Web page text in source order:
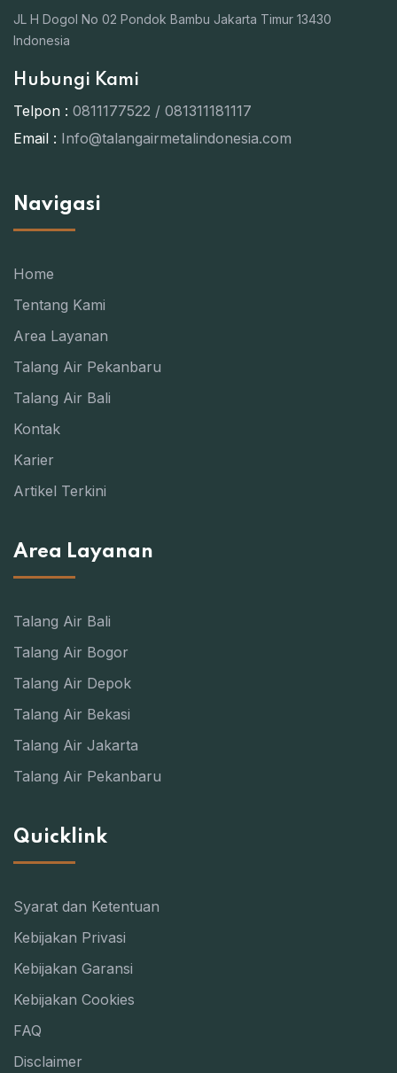
JL H Dogol No 02 Pondok Bambu Jakarta Timur 13430
Indonesia
Hubungi Kami
Telpon : 0811177522 / 081311181117
Email : Info@talangairmetalindonesia.com
Navigasi
Home
Tentang Kami
Area Layanan
Talang Air Pekanbaru
Talang Air Bali
Kontak
Karier
Artikel Terkini
Area Layanan
Talang Air Bali
Talang Air Bogor
Talang Air Depok
Talang Air Bekasi
Talang Air Jakarta
Talang Air Pekanbaru
Quicklink
Syarat dan Ketentuan
Kebijakan Privasi
Kebijakan Garansi
Kebijakan Cookies
FAQ
Disclaimer